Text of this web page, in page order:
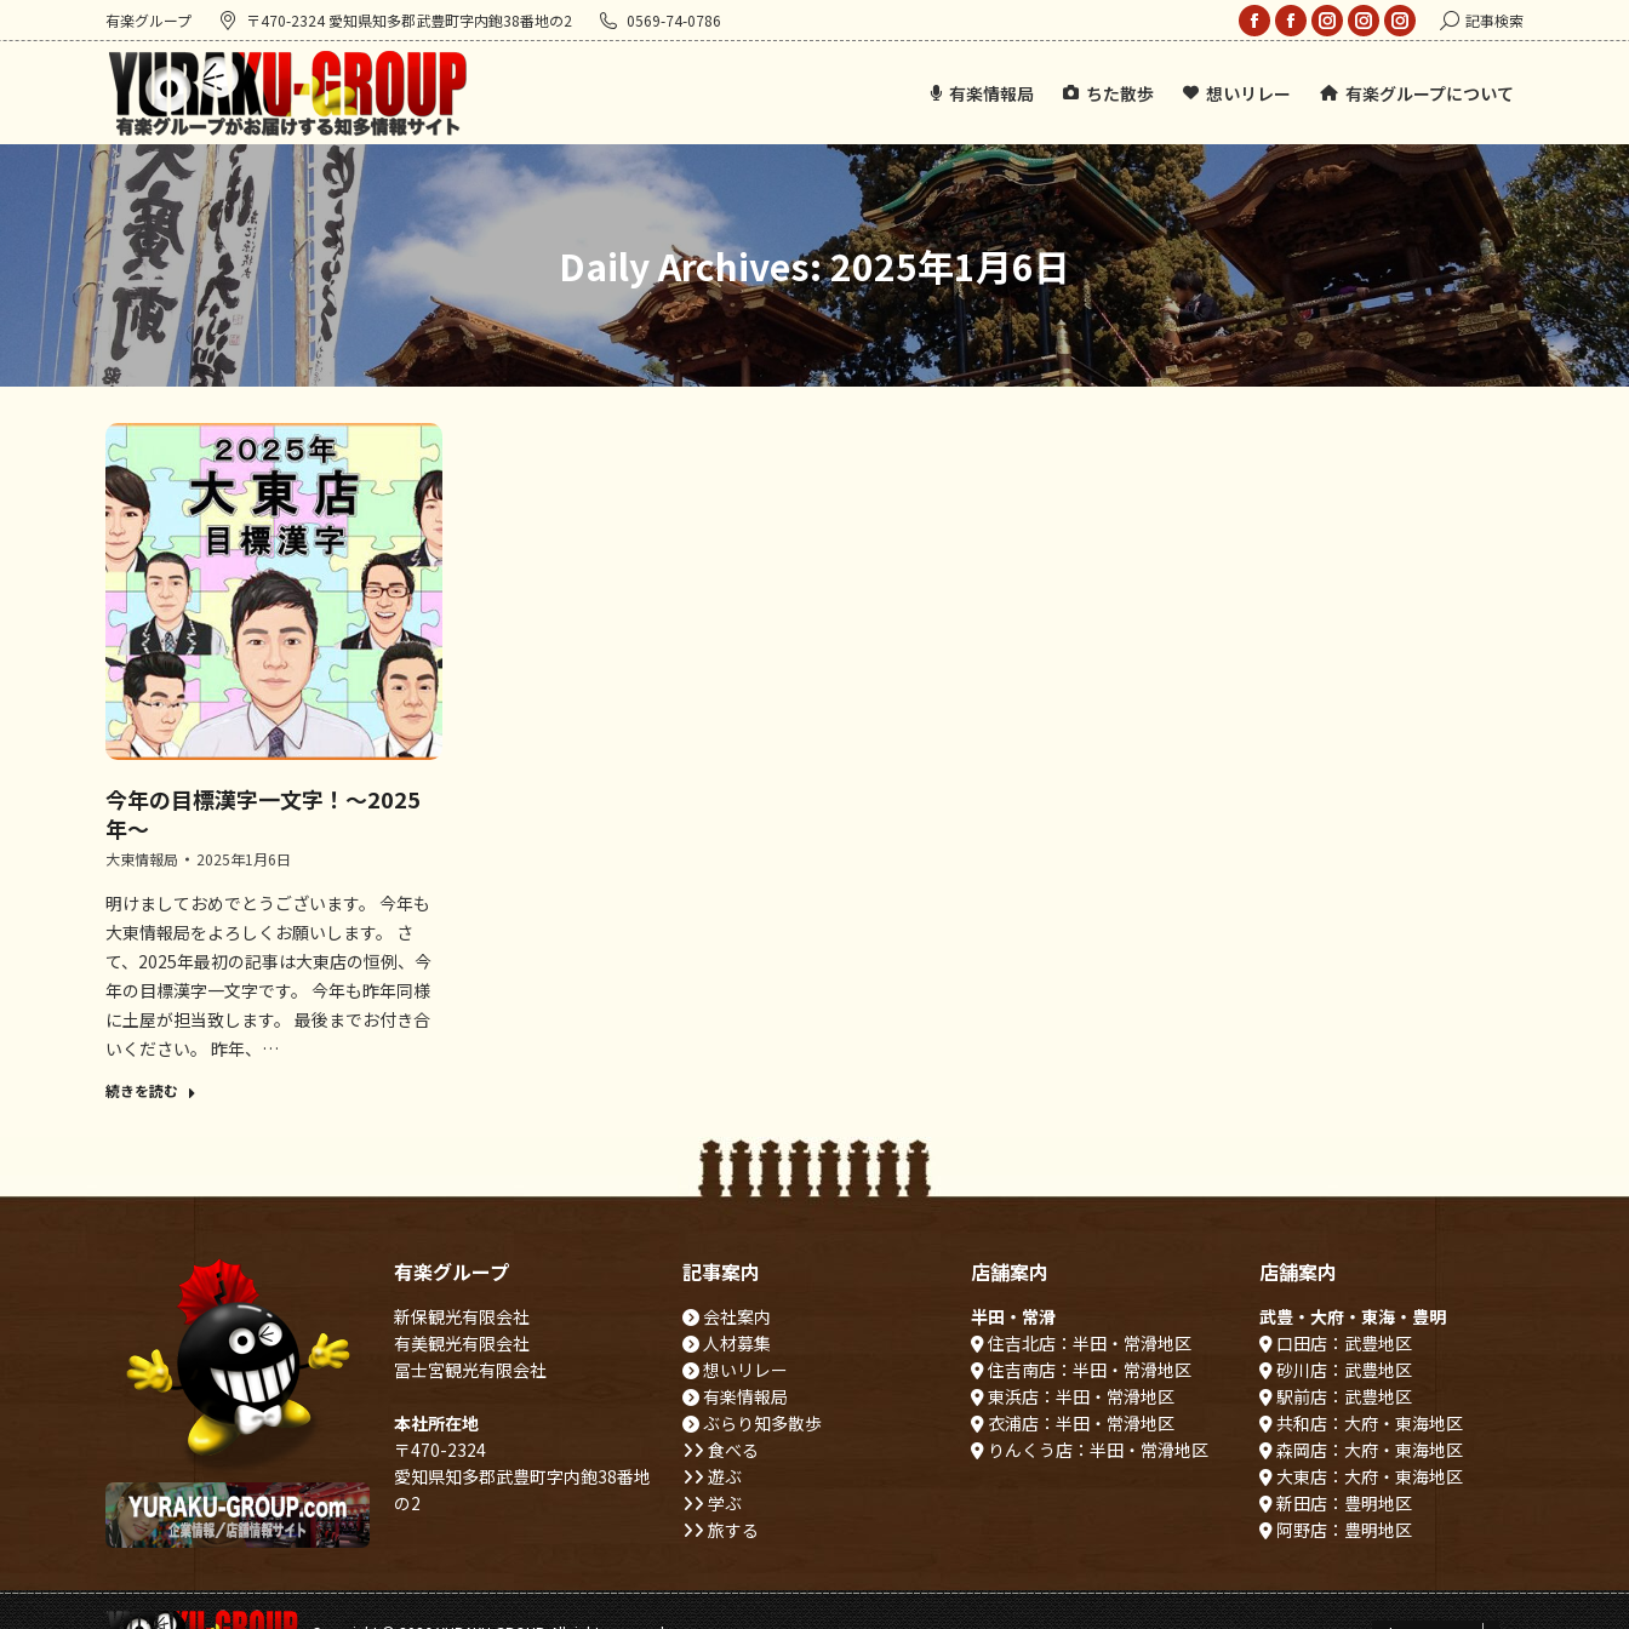
有楽グループ 〒470-2324 愛知県知多郡武豊町字内鉋38番地の2 0569-74-0786
Facebook
opens
new
window
Facebook
opens
new
window
Instagram
opens
new
window
Instagram
opens
new
Instagram
opens
new
window
Search:記事検索
有楽情報局 ちた散歩 想いリレー 有楽グループについて
Daily Archives:2025年1月6日
今年の目標漢字一文字！～2025
年～
大東情報局 2025年1月6日
明けましておめでとうございます。 今年も
大東情報局をよろしくお願いします。 さ
て、2025年最初の記事は大東店の恒例、今
年の目標漢字一文字です。 今年も昨年同様
に土屋が担当致します。 最後までお付き合
いください。 昨年、…
続きを読む
有楽グループ
新保観光有限会社
有美観光有限会社
冨士宮観光有限会社
本社所在地
〒470-2324
愛知県知多郡武豊町字内鉋38番地
の2
記事案内
会社案内
人材募集
想いリレー
有楽情報局
ぶらり知多散歩
食べる
遊ぶ
学ぶ
旅する
店舗案内
半田・常滑
住吉北店：半田・常滑地区
住吉南店：半田・常滑地区
東浜店：半田・常滑地区
衣浦店：半田・常滑地区
りんくう店：半田・常滑地区
店舗案内
武豊・大府・東海・豊明
口田店：武豊地区
砂川店：武豊地区
駅前店：武豊地区
共和店：大府・東海地区
森岡店：大府・東海地区
大東店：大府・東海地区
新田店：豊明地区
阿野店：豊明地区